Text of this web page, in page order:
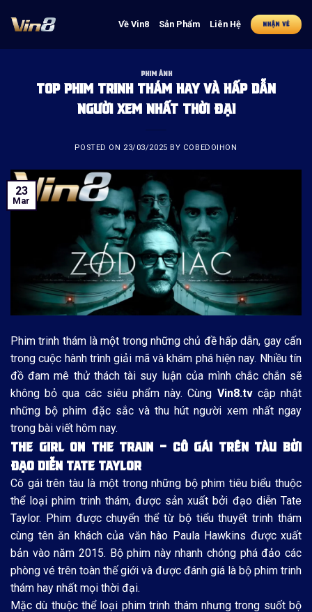
Về Vin8 Sản Phẩm Liên Hệ NHẬN VÉ
PHIM ẢNH
TOP PHIM TRINH THÁM HAY VÀ HẤP DẪN
NGƯỜI XEM NHẤT THỜI ĐẠI
POSTED ON 23/03/2025 BY COBEDOIHON
23
Mar
Phim trinh thám là một trong những chủ đề hấp dẫn, gay cấn
trong cuộc hành trình giải mã và khám phá hiện nay. Nhiều tín
đồ đam mê thử thách tài suy luận của mình chắc chắn sẽ
không bỏ qua các siêu phẩm này. Cùng Vin8.tvcập nhật
những bộ phim đặc sắc và thu hút người xem nhất ngay
trong bài viết hôm nay.
THE GIRL ON THE TRAIN – CÔ GÁI TRÊN TÀU BỞI
ĐẠO DIỄN TATE TAYLOR
Cô gái trên tàu là một trong những bộ phim tiêu biểu thuộc
thể loại phim trinh thám, được sản xuất bởi đạo diễn Tate
Taylor. Phim được chuyển thể từ bộ tiểu thuyết trinh thám
cùng tên ăn khách của văn hào Paula Hawkins được xuất
bản vào năm 2015. Bộ phim này nhanh chóng phá đảo các
phòng vé trên toàn thế giới và được đánh giá là bộ phim trinh
thám hay nhất mọi thời đại.
Mặc dù thuộc thể loại phim trinh thám nhưng trong suốt bộ